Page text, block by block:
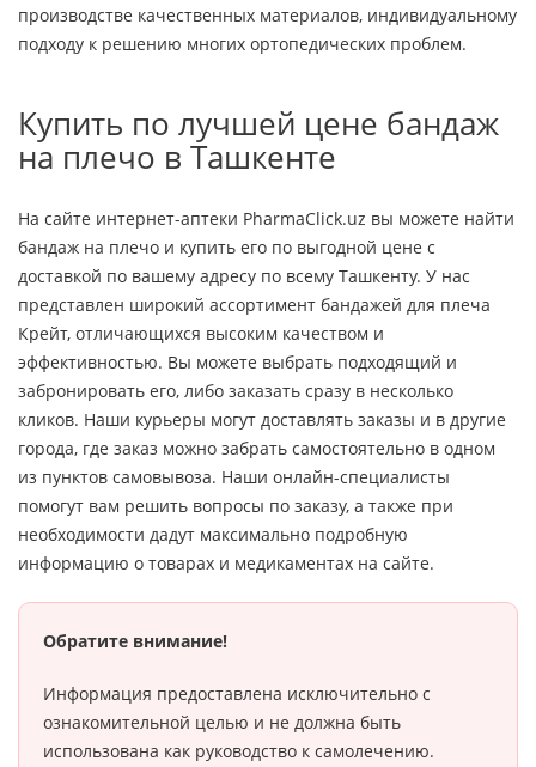
производстве качественных материалов, индивидуальному
подходу к решению многих ортопедических проблем.
Купить по лучшей цене бандаж
на плечо в Ташкенте
На сайте интернет-аптеки PharmaClick.uz вы можете найти
бандаж на плечо и купить его по выгодной цене с
доставкой по вашему адресу по всему Ташкенту. У нас
представлен широкий ассортимент бандажей для плеча
Крейт, отличающихся высоким качеством и
эффективностью. Вы можете выбрать подходящий и
забронировать его, либо заказать сразу в несколько
кликов. Наши курьеры могут доставлять заказы и в другие
города, где заказ можно забрать самостоятельно в одном
из пунктов самовывоза. Наши онлайн-специалисты
помогут вам решить вопросы по заказу, а также при
необходимости дадут максимально подробную
информацию о товарах и медикаментах на сайте.
Обратите внимание!
Информация предоставлена исключительно с
ознакомительной целью и не должна быть
использована как руководство к самолечению.